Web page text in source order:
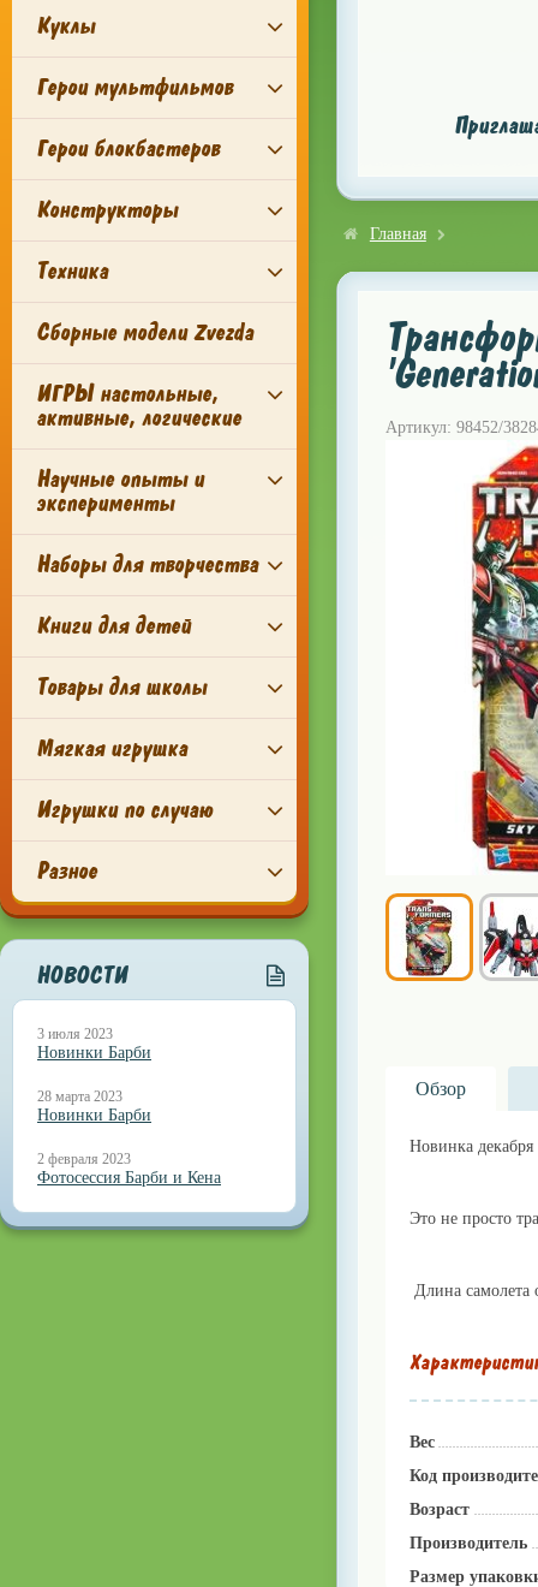
Куклы
Герои мультфильмов
Герои блокбастеров
Конструкторы
Техника
Сборные модели Zvezda
ИГРЫ настольные,
активные, логические
Научные опыты и
эксперименты
Наборы для творчества
Книги для детей
Товары для школы
Мягкая игрушка
Игрушки по случаю
Разное
НОВОСТИ
3 июля 2023
Новинки Барби
28 марта 2023
Новинки Барби
2 февраля 2023
Фотосессия Барби и Кена
Главная
Артикул: 98452/
Обзор
Новинка декабря
Это не просто
Длина самолета
Вес
Код
Возраст
Производитель
Размер